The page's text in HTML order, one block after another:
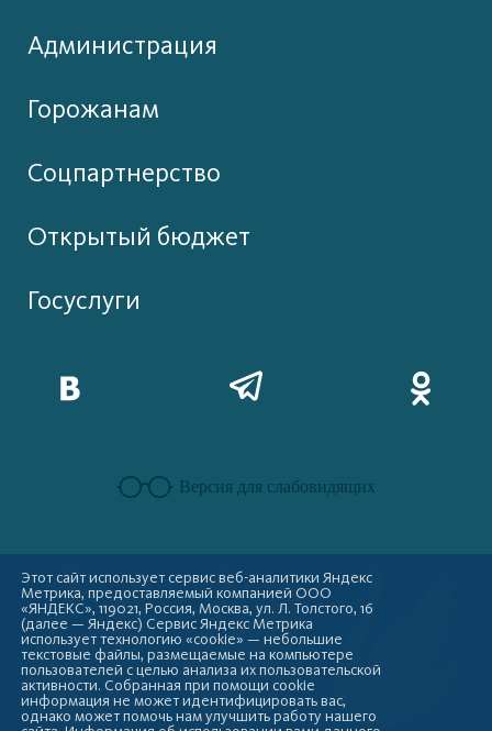
Администрация
Горожанам
Соцпартнерство
Открытый бюджет
Госуслуги
Версия для слабовидящих
Этот сайт использует сервис веб-аналитики Яндекс
Метрика, предоставляемый компанией ООО
«ЯНДЕКС», 119021, Россия, Москва, ул. Л. Толстого, 16
(далее — Яндекс) Сервис Яндекс Метрика
использует технологию «cookie» — небольшие
текстовые файлы, размещаемые на компьютере
пользователей с целью анализа их пользовательской
активности. Собранная при помощи cookie
информация не может идентифицировать вас,
однако может помочь нам улучшить работу нашего